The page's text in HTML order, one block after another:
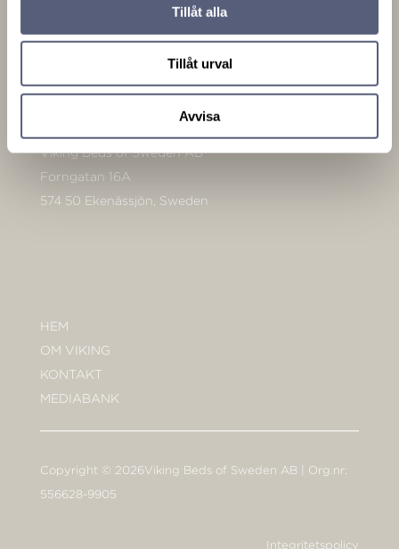
Tillåt alla
Tillåt urval
Avvisa
info@vikingbeds.se
Viking Beds of Sweden AB
Forngatan 16A
574 50 Ekenässjön, Sweden
HEM
OM VIKING
KONTAKT
MEDIABANK
Copyright © 2026Viking Beds of Sweden AB | Org.nr:
556628-9905
Integritetspolicy